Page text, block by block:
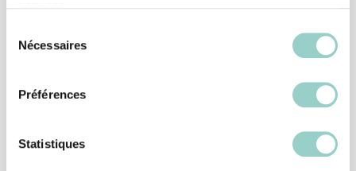
Nécessaires
Préférences
Statistiques
et texture à la cage d'escalier en plus de guider l'œil vers le
sur toute la surface.